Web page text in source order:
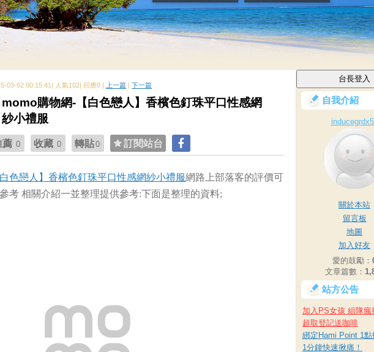
03-02 00:15:41| 人氣102| 回應0 | 上一篇 | 下一篇
momo購物網-【白色戀人】香檳色釘珠平口性感網
紗小禮服
薦 0 收藏 0 轉貼0 訂閱站台
色戀人】香檳色釘珠平口性感網紗小禮服網路上部落客的評價可
考 相關介紹一並整理提供參考:下面是整理的資料;
自我介紹
關於本站
留言板
地圖
加入好友
愛的鼓勵：
文章篇數：
站方公告
加入PS女孩 組隊瘋
超取登記送咖啡
綁定Hami Point 1點
1分鐘快速揪痛！